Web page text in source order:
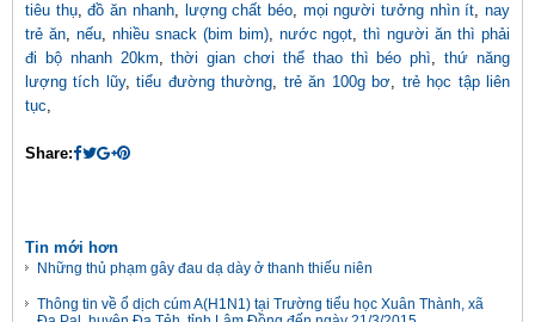
tiêu thụ,đồ ăn nhanh, lượng chất béo, mọi người tưởng nhìn ít,nay
trẻ ăn, nếu, nhiều snack (bim bim), nước ngọt,thì người ăn thì phải
đi bộ nhanh 20km,thời gian chơi thể thao thì béo phì,thứ năng
lượng tích lũy,tiểu đường thường, trẻ ăn 100g bơ, trẻ học tập liên
tục,
Share:
Tin mới hơn
Những thủ phạm gây đau dạ dày ở thanh thiếu niên
Thông tin về ổ dịch cúm A(H1N1) tại Trường tiểu học Xuân Thành, xã